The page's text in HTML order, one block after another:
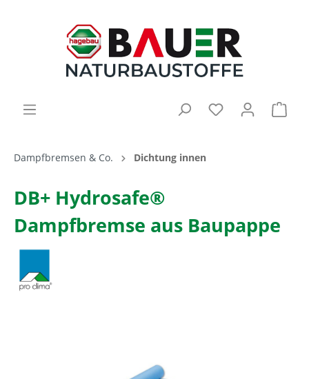
Dampfbremsen & Co. Dichtung innen
DB+ Hydrosafe®
Dampfbremse aus Baupappe